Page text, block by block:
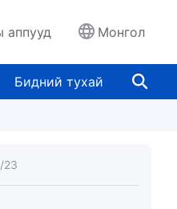
аппууд Монгол
Бидний тухай
/23
гаргасан нь (Онцлох
удирдлага үргэлж
байдаг (Онцлох